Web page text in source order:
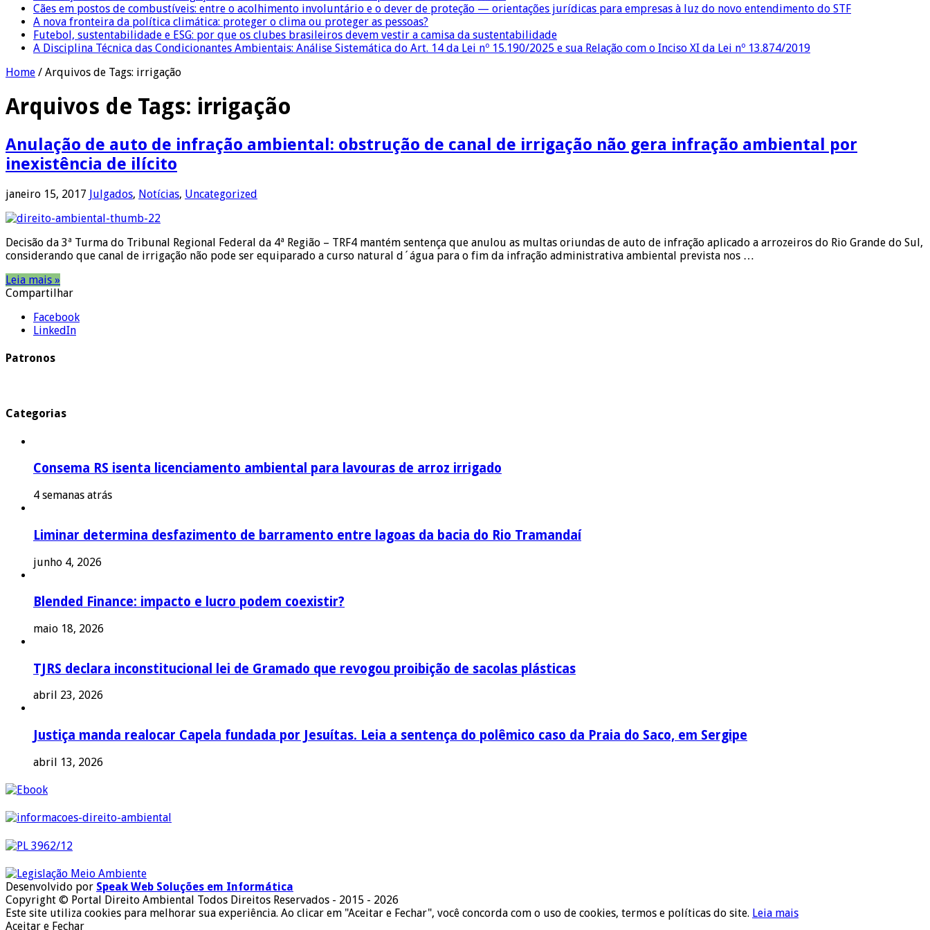
Cães em postos de combustíveis: entre o acolhimento involuntário e o dever de proteção — orientações jurídicas para empresas à luz do novo entendimento do STF
A nova fronteira da política climática: proteger o clima ou proteger as pessoas?
Futebol, sustentabilidade e ESG: por que os clubes brasileiros devem vestir a camisa da sustentabilidade
A Disciplina Técnica das Condicionantes Ambientais: Análise Sistemática do Art. 14 da Lei nº 15.190/2025 e sua Relação com o Inciso XI da Lei nº 13.874/2019
Home / Arquivos de Tags: irrigação
Arquivos de Tags: irrigação
Anulação de auto de infração ambiental: obstrução de canal de irrigação não gera infração ambiental por
inexistência de ilícito
janeiro 15, 2017 Julgados, Notícias, Uncategorized
Decisão da 3ª Turma do Tribunal Regional Federal da 4ª Região – TRF4 mantém sentença que anulou as multas oriundas de auto de infração aplicado a arrozeiros do Rio Grande do Sul,
considerando que canal de irrigação não pode ser equiparado a curso natural d´água para o fim da infração administrativa ambiental prevista nos …
Leia mais »
Compartilhar
Facebook
LinkedIn
Patronos
Categorias
Consema RS isenta licenciamento ambiental para lavouras de arroz irrigado
4 semanas atrás
Liminar determina desfazimento de barramento entre lagoas da bacia do Rio Tramandaí
junho 4, 2026
Blended Finance: impacto e lucro podem coexistir?
maio 18, 2026
TJRS declara inconstitucional lei de Gramado que revogou proibição de sacolas plásticas
abril 23, 2026
Justiça manda realocar Capela fundada por Jesuítas. Leia a sentença do polêmico caso da Praia do Saco, em Sergipe
abril 13, 2026
Desenvolvido por Speak Web Soluções em Informática
Copyright © Portal Direito Ambiental Todos Direitos Reservados - 2015 - 2026
Este site utiliza cookies para melhorar sua experiência. Ao clicar em "Aceitar e Fechar", você concorda com o uso de cookies, termos e políticas do site. Leia mais
Aceitar e Fechar